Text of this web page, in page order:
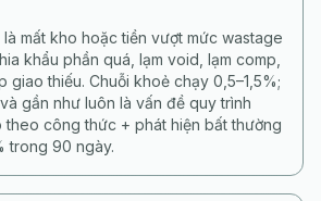
mất kho hoặc tiền vượt mức wastage
khẩu phần quá, lạm void, lạm comp,
giao thiếu. Chuỗi khoẻ chạy 0,5–1,5%;
gần như luôn là vấn đề quy trình
theo công thức + phát hiện bất thường
trong 90 ngày.